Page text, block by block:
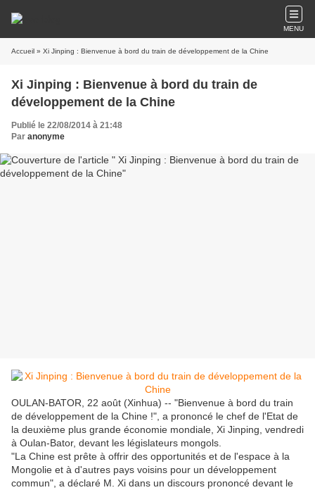
MENU
Accueil » Xi Jinping : Bienvenue à bord du train de développement de la Chine
Xi Jinping : Bienvenue à bord du train de
développement de la Chine
Publié le 22/08/2014 à 21:48
Par anonyme
OULAN-BATOR, 22 août (Xinhua) -- "Bienvenue à bord du train
de développement de la Chine !", a prononcé le chef de l'Etat de
la deuxième plus grande économie mondiale, Xi Jinping, vendredi
à Oulan-Bator, devant les législateurs mongols.
"La Chine est prête à offrir des opportunités et de l'espace à la
Mongolie et à d'autres pays voisins pour un développement
commun", a déclaré M. Xi dans un discours prononcé devant le